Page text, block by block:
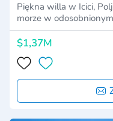
Piękna willa w Icici,
morze w
$1,37M